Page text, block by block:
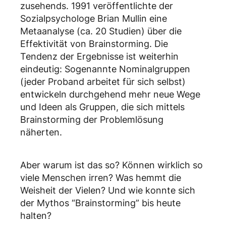
zusehends. 1991 veröffentlichte der
Sozialpsychologe Brian Mullin eine
Metaanalyse (ca. 20 Studien) über die
Effektivität von Brainstorming. Die
Tendenz der Ergebnisse ist weiterhin
eindeutig: Sogenannte Nominalgruppen
(jeder Proband arbeitet für sich selbst)
entwickeln durchgehend mehr neue Wege
und Ideen als Gruppen, die sich mittels
Brainstorming der Problemlösung
näherten.
Aber warum ist das so? Können wirklich so
viele Menschen irren? Was hemmt die
Weisheit der Vielen? Und wie konnte sich
der Mythos “Brainstorming” bis heute
halten?